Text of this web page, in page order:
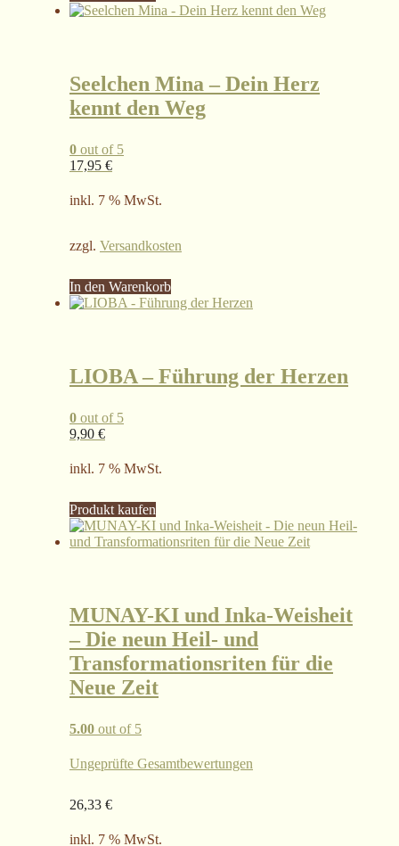
Seelchen Mina – Dein Herz
kennt den Weg
0 out of 5
17,95 €
inkl. 7 % MwSt.
zzgl. Versandkosten
In den Warenkorb
LIOBA – Führung der Herzen
0 out of 5
9,90 €
inkl. 7 % MwSt.
Produkt kaufen
MUNAY-KI und Inka-Weisheit
– Die neun Heil- und
Transformationsriten für die
Neue Zeit
5.00 out of 5
Ungeprüfte Gesamtbewertungen
26,33 €
inkl. 7 % MwSt.